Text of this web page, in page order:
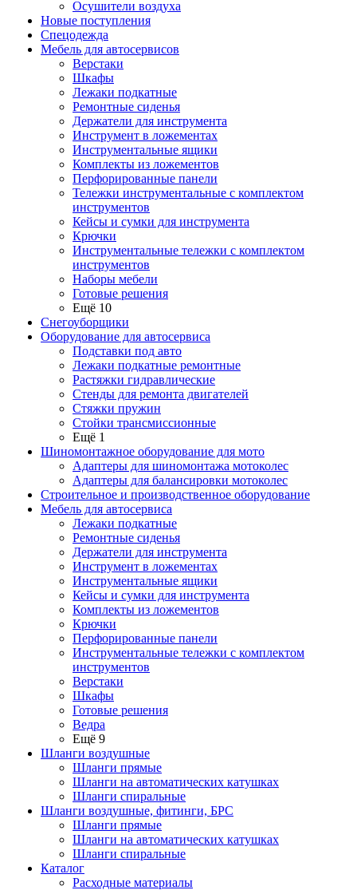
Осушители воздуха
Новые поступления
Спецодежда
Мебель для автосервисов
Верстаки
Шкафы
Лежаки подкатные
Ремонтные сиденья
Держатели для инструмента
Инструмент в ложементах
Инструментальные ящики
Комплекты из ложементов
Перфорированные панели
Тележки инструментальные с комплектом
инструментов
Кейсы и сумки для инструмента
Крючки
Инструментальные тележки с комплектом
инструментов
Наборы мебели
Готовые решения
Ещё 10
Снегоуборщики
Оборудование для автосервиса
Подставки под авто
Лежаки подкатные ремонтные
Растяжки гидравлические
Стенды для ремонта двигателей
Стяжки пружин
Стойки трансмиссионные
Ещё 1
Шиномонтажное оборудование для мото
Адаптеры для шиномонтажа мотоколес
Адаптеры для балансировки мотоколес
Строительное и производственное оборудование
Мебель для автосервиса
Лежаки подкатные
Ремонтные сиденья
Держатели для инструмента
Инструмент в ложементах
Инструментальные ящики
Кейсы и сумки для инструмента
Комплекты из ложементов
Крючки
Перфорированные панели
Инструментальные тележки с комплектом
инструментов
Верстаки
Шкафы
Готовые решения
Ведра
Ещё 9
Шланги воздушные
Шланги прямые
Шланги на автоматических катушках
Шланги спиральные
Шланги воздушные, фитинги, БРС
Шланги прямые
Шланги на автоматических катушках
Шланги спиральные
Каталог
Расходные материалы